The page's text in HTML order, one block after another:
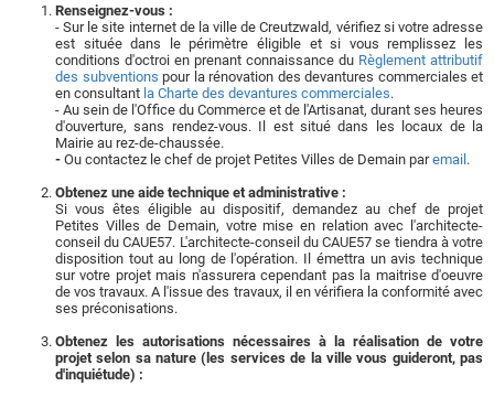
Renseignez-vous :
- Sur le site internet de la ville de Creutzwald, vérifiez si votre adresse
est située dans le périmètre éligible et si vous remplissez les
conditions d'octroi en prenant connaissance du Règlement attributif
des subventions pour la rénovation des devantures commerciales et
en consultant la Charte des devantures commerciales.
- Au sein de l'Office du Commerce et de l'Artisanat, durant ses heures
d'ouverture, sans rendez-vous. Il est situé dans les locaux de la
Mairie au rez-de-chaussée.
- Ou contactez le chef de projet Petites Villes de Demain paremail .
Obtenez une aide technique et administrative :
Si vous êtes éligible au dispositif, demandez au chef de projet
Petites Villes de Demain, votre mise en relation avec l'architecte-
conseil du CAUE57. L'architecte-conseil du CAUE57 se tiendra à votre
disposition tout au long de l'opération. Il émettra un avis technique
sur votre projet mais n'assurera cependant pas la maitrise d'oeuvre
de vos travaux. A l'issue des travaux, il en vérifiera la conformité avec
ses préconisations.
Obtenez les autorisations nécessaires à la réalisation de votre
projet selon sa nature (les services de la ville vous guideront, pas
d'inquiétude) :